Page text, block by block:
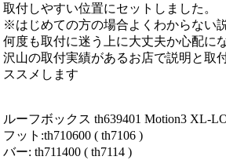
取付しやすい位置にセットしました。
※はじめての方の場合よくわからない
何度も取付に迷う上に大丈夫か心配に
沢山の取付実績があるお店で説明と取
ススメします
ルーフボックス th639401 Motion3 XL-
フット:th710600 ( th7106 )
バー: th711400 ( th7114 )